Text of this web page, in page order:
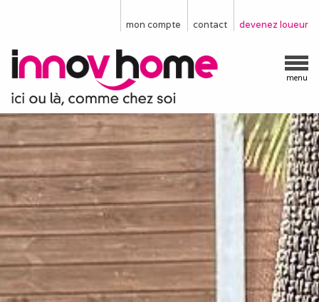
devenez loueur
contact
mon compte
menu